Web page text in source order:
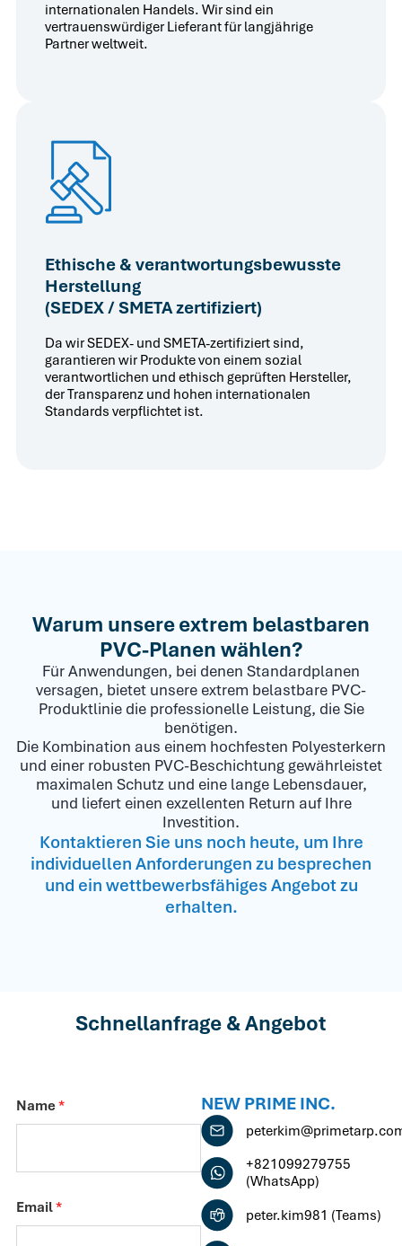
internationalen Handels. Wir sind ein
vertrauenswürdiger Lieferant für langjährige
Partner weltweit.
Ethische & verantwortungsbewusste
Herstellung
(SEDEX / SMETA zertifiziert)
Da wir SEDEX- und SMETA-zertifiziert sind,
garantieren wir Produkte von einem sozial
verantwortlichen und ethisch geprüften Hersteller,
der Transparenz und hohen internationalen
Standards verpflichtet ist.
Warum unsere extrem belastbaren
PVC-Planen wählen?
Für Anwendungen, bei denen Standardplanen
versagen, bietet unsere extrem belastbare PVC-
Produktlinie die professionelle Leistung, die Sie
benötigen.
Die Kombination aus einem hochfesten Polyesterkern
und einer robusten PVC-Beschichtung gewährleistet
maximalen Schutz und eine lange Lebensdauer,
und liefert einen exzellenten Return auf Ihre
Investition.
Kontaktieren Sie uns noch heute, um Ihre
individuellen Anforderungen zu besprechen
und ein wettbewerbsfähiges Angebot zu
erhalten.
Schnellanfrage & Angebot
NEW PRIME INC.
+821099279755
(WhatsApp)
peter.kim981 (Teams)
Name*
Email*